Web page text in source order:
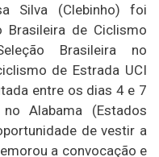
Silva (Clebinho) foi
Brasileira de Ciclismo
Brasileira no
de Estrada UCI
entre os dias 4 e 7
Alabama (Estados
de vestir a
a convocação e